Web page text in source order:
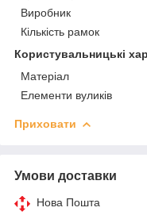
Виробник
Кількість рамок
Користувальницькі
Матеріал
Елементи вуликів
Приховати
Умови доставки
Нова Пошта